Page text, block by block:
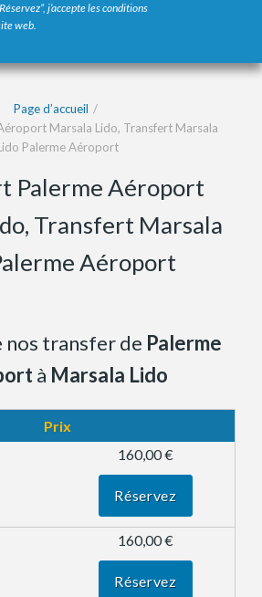
j’accepte les conditions
web.
Page d’accueil
Marsala Lido, Transfert Marsala
Palerme Aéroport
Palerme Aéroport
Transfert Marsala
Aéroport
nos transfer de Palerme
à Marsala Lido
Prix
160,00 €
Réservez
160,00 €
Réservez